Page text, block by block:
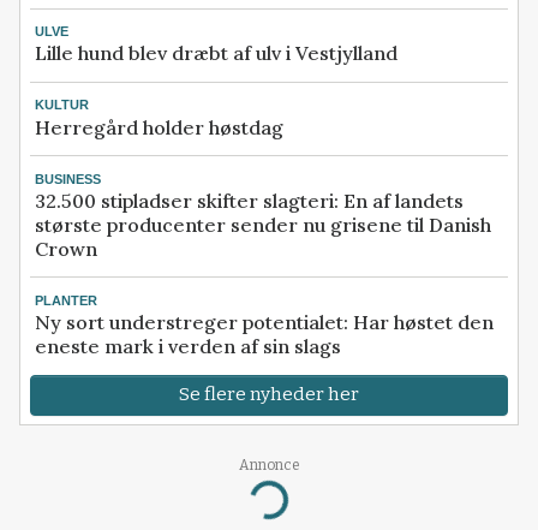
ULVE
Lille hund blev dræbt af ulv i Vestjylland
KULTUR
Herregård holder høstdag
BUSINESS
32.500 stipladser skifter slagteri: En af landets
største producenter sender nu grisene til Danish
Crown
PLANTER
Ny sort understreger potentialet: Har høstet den
eneste mark i verden af sin slags
Se flere nyheder her
Annonce
Loading...